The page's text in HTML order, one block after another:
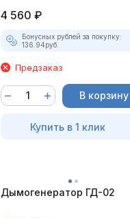
4 560 ₽
Бонусных рублей за покупку:
136.94руб.
Предзаказ
В корзину
Купить в 1 клик
Дымогенератор ГД-02